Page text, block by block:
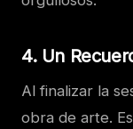
4. Un
Al finalizar la
obra de arte.